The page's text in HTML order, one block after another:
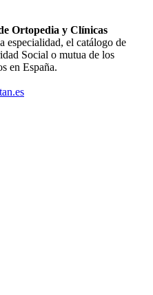
Ortopedia y Clínicas
especialidad, el catálogo de
Social o mutua de los
en España.